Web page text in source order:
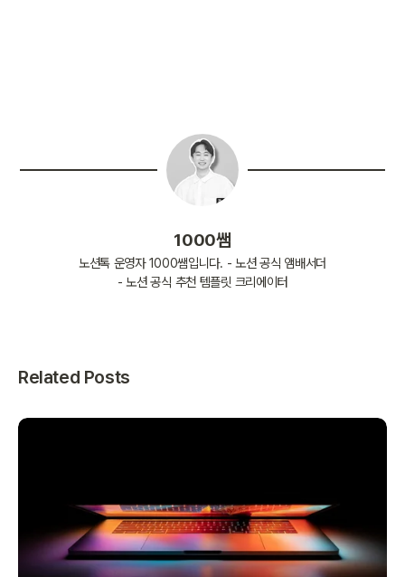
1000쌤
노션톡 운영자 1000쌤입니다. - 노션 공식 앰배서더
- 노션 공식 추천 템플릿 크리에이터
Related Posts